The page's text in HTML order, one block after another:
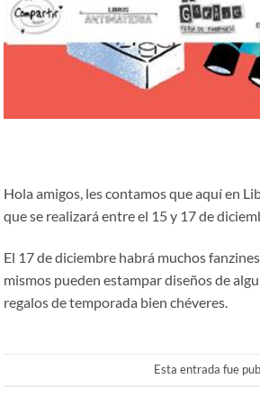
Hola amigos, les contamos que aquí en
que se realizará entre el 15 y 17 de
El 17 de diciembre habrá muchos
mismos pueden estampar diseños de
regalos de temporada bien chéveres.
Esta entrada fue